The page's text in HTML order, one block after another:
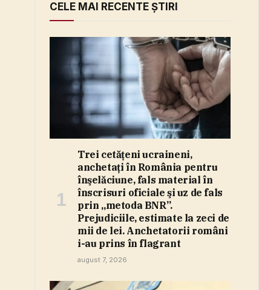
CELE MAI RECENTE ȘTIRI
Trei cetăţeni ucraineni,
anchetaţi în România pentru
înşelăciune, fals material în
înscrisuri oficiale şi uz de fals
prin „metoda BNR”.
Prejudiciile, estimate la zeci de
mii de lei. Anchetatorii români
i-au prins în flagrant
august 7, 2026